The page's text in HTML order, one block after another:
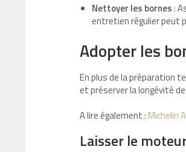
Nettoyer les bornes:
entretien régulier peut
Adopter les
En plus de la préparation
et préserver la longévité
A lire également : Michelin
Laisser le